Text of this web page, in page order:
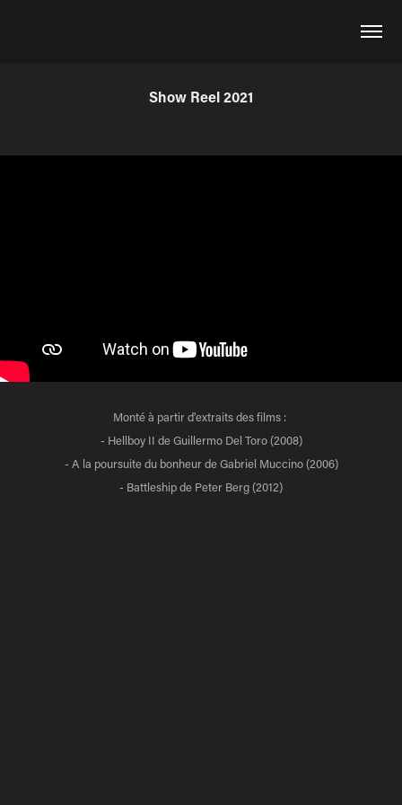
Show Reel 2021
Monté à partir d'extraits des films :
- Hellboy II de Guillermo Del Toro (2008)
- A la poursuite du bonheur de Gabriel Muccino (2006)
- Battleship de Peter Berg (2012)